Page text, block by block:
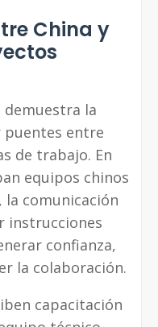
China y
demuestra la
entre
de trabajo. En
equipos chinos
la comunicación
instrucciones
confianza,
la colaboración.
capacitación